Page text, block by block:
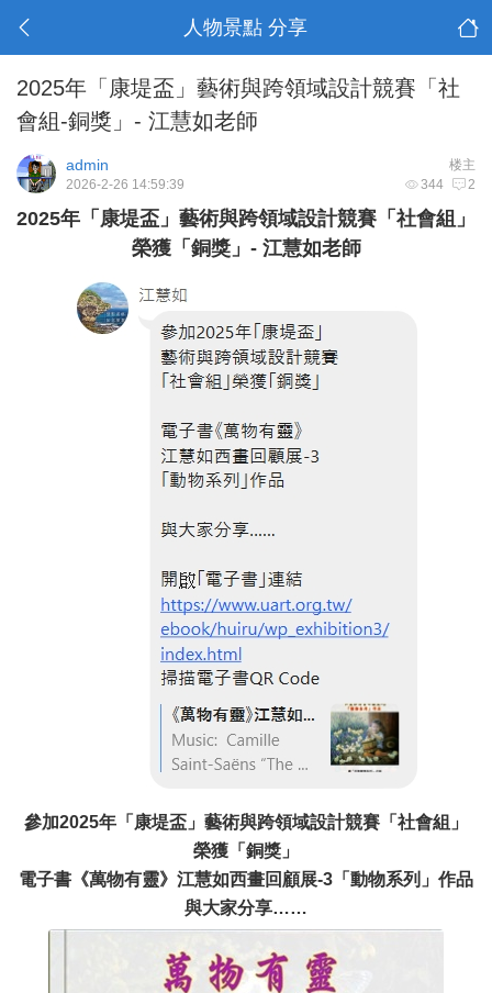
人物景點 分享
2025年「康堤盃」藝術與跨領域設計競賽「社
會組-銅獎」- 江慧如老師
楼主
admin
344 2
2026-2-26 14:59:39
2025年「康堤盃」藝術與跨領域設計競賽「社會組」
榮獲「銅獎」- 江慧如老師
參加2025年「康堤盃」藝術與跨領域設計競賽「社會組」
榮獲「銅獎」
電子書《萬物有靈》江慧如西畫回顧展-3「動物系列」作品
與大家分享……